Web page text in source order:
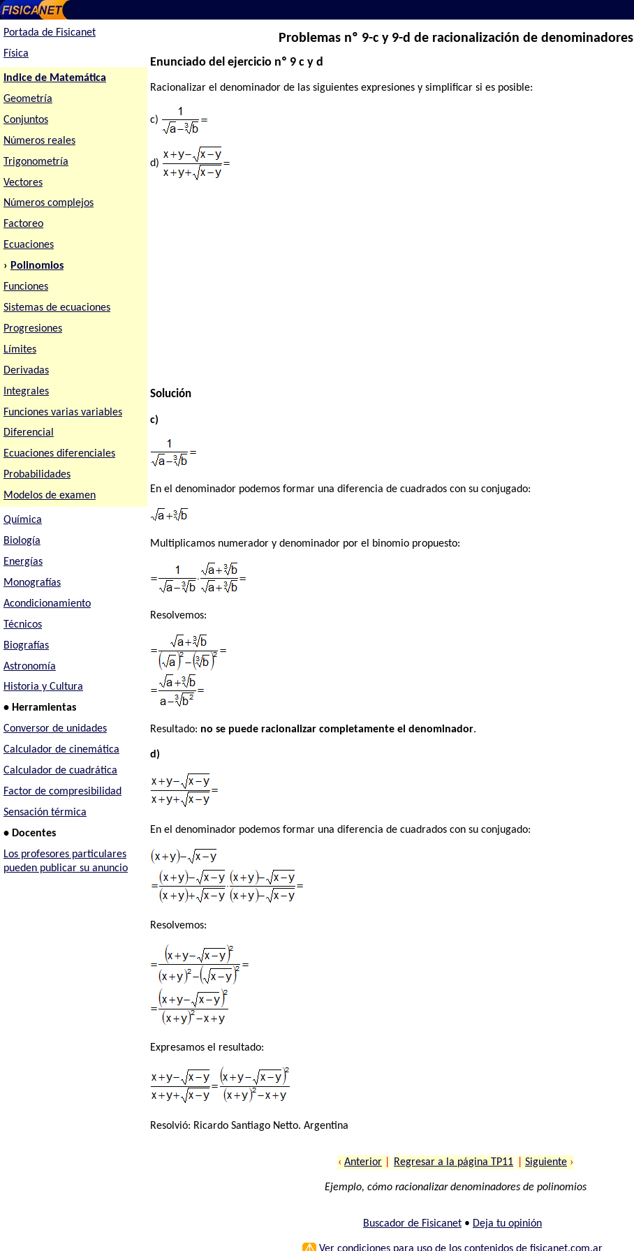
Portada de Fisicanet
Física
Indice de Matemática
Geometría
Conjuntos
Números reales
Trigonometría
Vectores
Números complejos
Factoreo
Ecuaciones
› Polinomios
Funciones
Sistemas de ecuaciones
Progresiones
Límites
Derivadas
Integrales
Funciones varias variables
Diferencial
Ecuaciones diferenciales
Probabilidades
Modelos de examen
Química
Biología
Energías
Monografías
Acondicionamiento
Técnicos
Biografías
Astronomía
Historia y Cultura
• Herramientas
Conversor de unidades
Calculador de cinemática
Calculador de cuadrática
Factor de compresibilidad
Sensación térmica
• Docentes
Los profesores particulares
pueden publicar su anuncio
Problemas nº 9-c y 9-d de racionalización de denominadores
Enunciado del ejercicio nº 9 c y d
Racionalizar el denominador de las siguientes expresiones y simplificar si es posible:
c)
d)
Solución
c)
En el denominador podemos formar una diferencia de cuadrados con su conjugado:
Multiplicamos numerador y denominador por el binomio propuesto:
Resolvemos:
Resultado: no se puede racionalizar completamente el denominador.
d)
En el denominador podemos formar una diferencia de cuadrados con su conjugado:
Resolvemos:
Expresamos el resultado:
Resolvió: Ricardo Santiago Netto. Argentina
‹ Anterior Regresar a la página TP11 Siguiente ›
Ejemplo, cómo racionalizar denominadores de polinomios
Buscador de Fisicanet• Deja tu opinión